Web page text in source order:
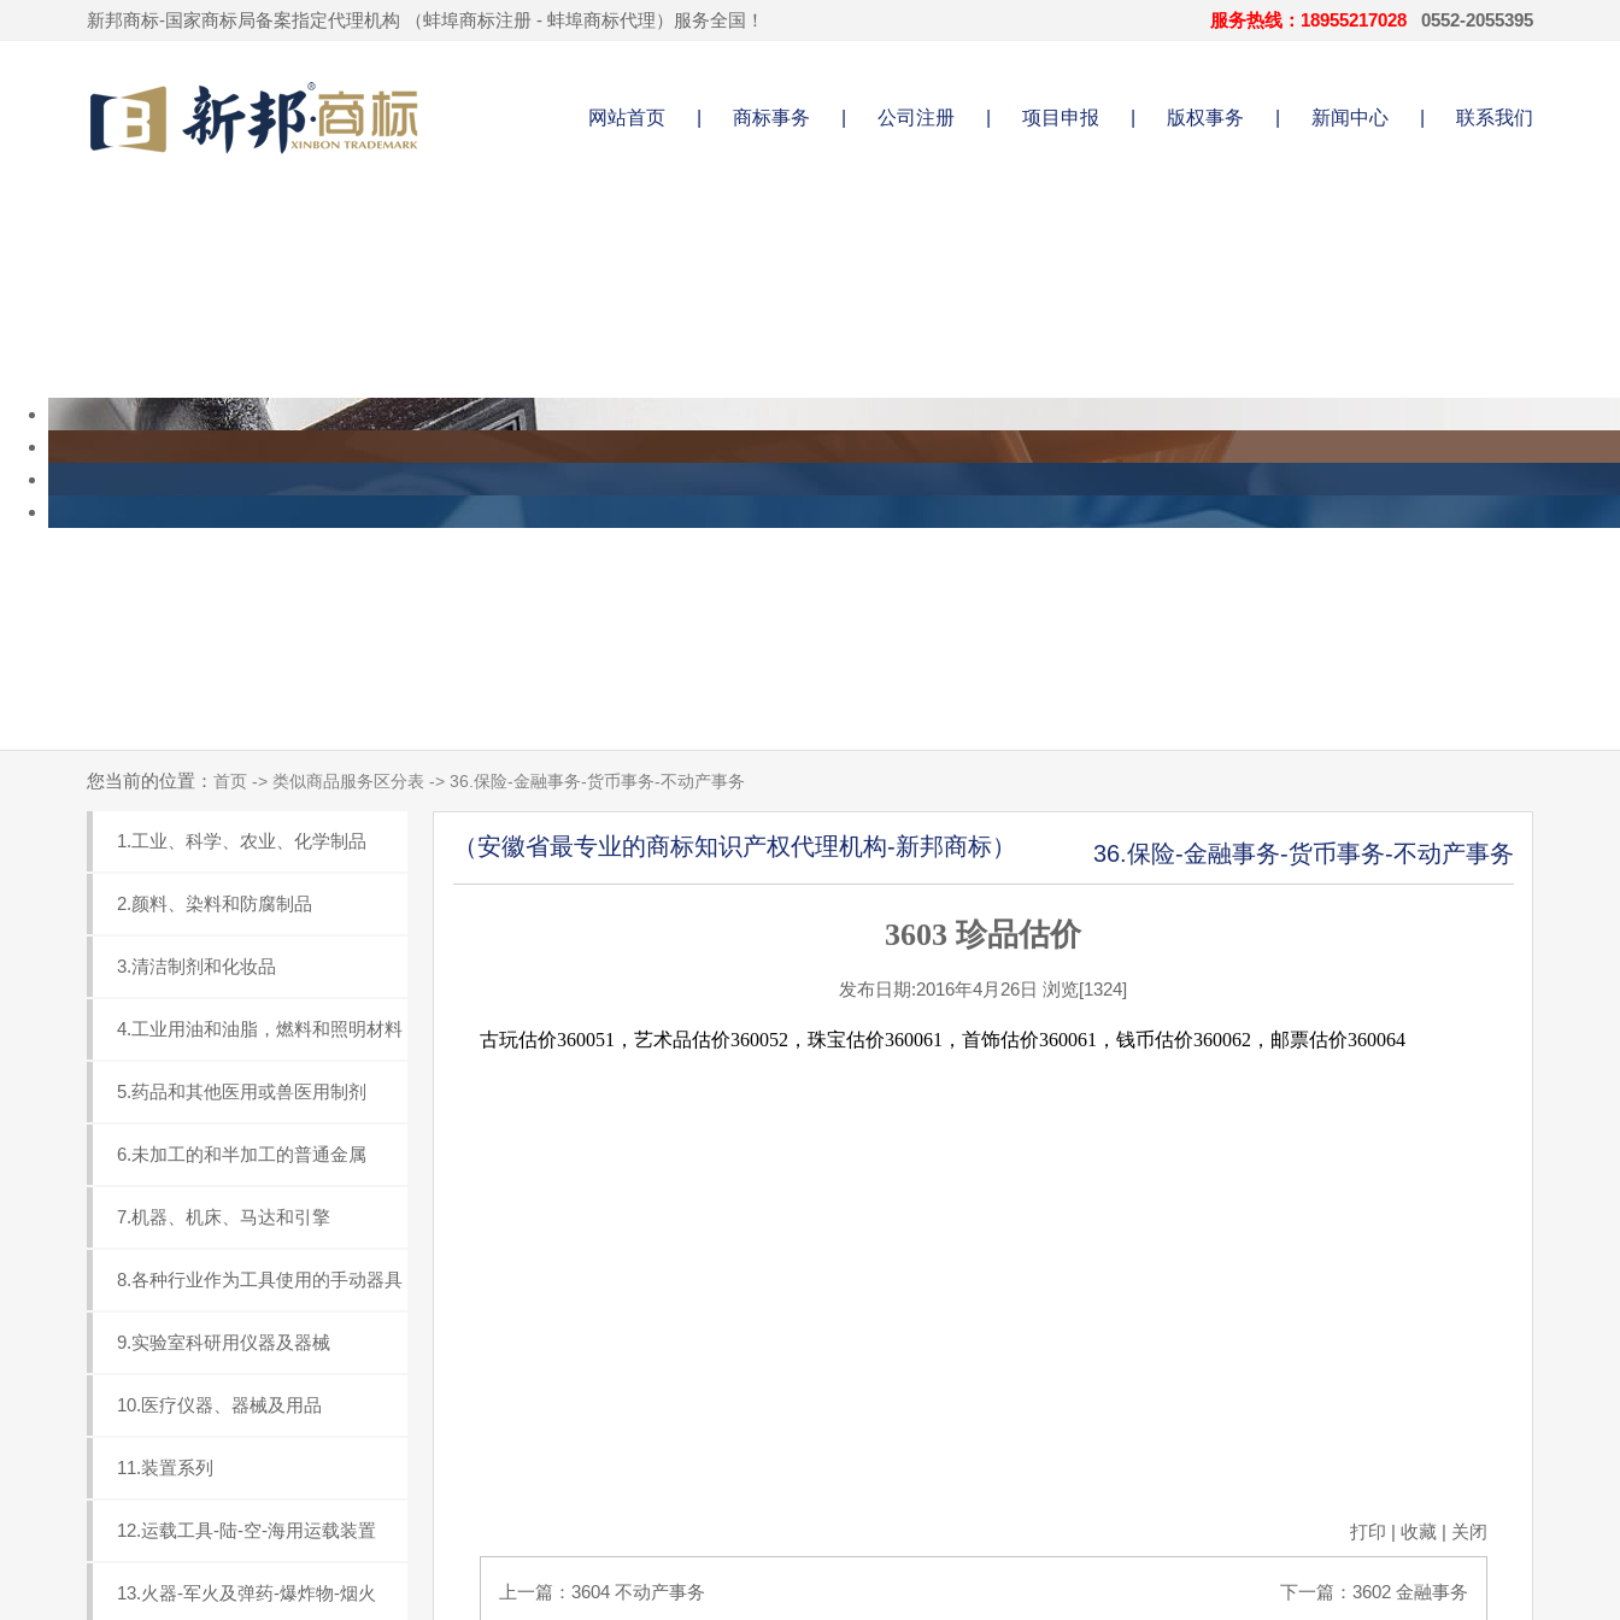
新邦商标-国家商标局备案指定代理机构 （蚌埠商标注册 - 蚌埠商标代理）服务全国！ 服务热线：18955217028 0552-2055395
网站首页 商标事务 公司注册 项目申报 版权事务 新闻中心 联系我们
您当前的位置： 首页 -> 类似商品服务区分表 -> 36.保险-金融事务-货币事务-不动产事务
1.工业、科学、农业、化学制品
2.颜料、染料和防腐制品
3.清洁制剂和化妆品
4.工业用油和油脂，燃料和照明材料
5.药品和其他医用或兽医用制剂
6.未加工的和半加工的普通金属
7.机器、机床、马达和引擎
8.各种行业作为工具使用的手动器具
9.实验室科研用仪器及器械
10.医疗仪器、器械及用品
11.装置系列
12.运载工具-陆-空-海用运载装置
13.火器-军火及弹药-爆炸物-烟火
（安徽省最专业的商标知识产权代理机构-新邦商标） 36.保险-金融事务-货币事务-不动产事务
3603 珍品估价
发布日期:2016年4月26日 浏览[1324]
古玩估价360051，艺术品估价360052，珠宝估价360061，首饰估价360061，钱币估价360062，邮票估价360064
打印 | 收藏| 关闭
上一篇： 3604 不动产事务 下一篇： 3602 金融事务